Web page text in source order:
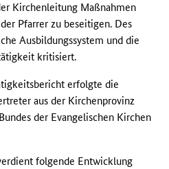
Kirchenleitung Maßnahmen
Pfarrer zu beseitigen. Des
Ausbildungssystem und die
kritisiert.
erfolgte die
aus der Kirchenprovinz
der Evangelischen Kirchen
folgende Entwicklung